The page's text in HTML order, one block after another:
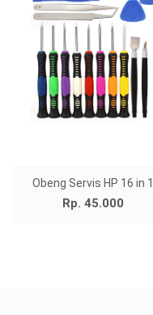
Obeng Servis HP 16 in 1
Rp. 45.000